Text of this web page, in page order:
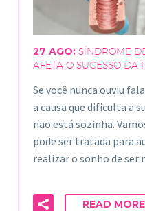
27 AGO: SÍNDROME
AFETA O SUCESSO DA
Se você nunca ouviu
a causa que dificulta a
não está sozinha.
pode ser tratada para
realizar o sonho de ser
READ MORE